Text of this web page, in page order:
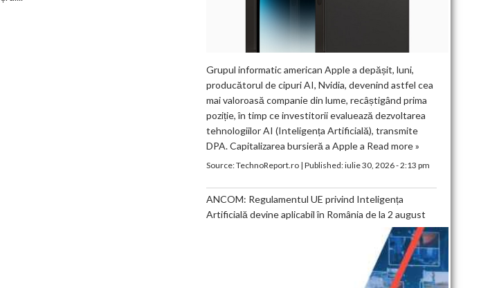
Grupul informatic american Apple a depășit, luni,
producătorul de cipuri AI, Nvidia, devenind astfel cea
mai valoroasă companie din lume, recâștigând prima
poziție, în timp ce investitorii evaluează dezvoltarea
tehnologiilor AI (Inteligența Artificială), transmite
DPA. Capitalizarea bursieră a Apple a Read more »
Source:TechnoReport.ro| Published:iulie 30, 2026 - 2:13 pm
ANCOM: Regulamentul UE privind Inteligența
Artificială devine aplicabil în România de la 2 august